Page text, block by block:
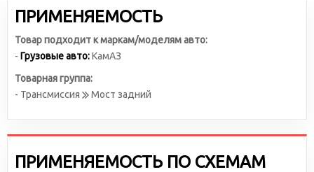
ПРИМЕНЯЕМОСТЬ
Товар подходит к маркам/моделям авто:
- Грузовые авто:КамАЗ
Товарная группа:
- Трансмиссия
Мост задний
ПРИМЕНЯЕМОСТЬ ПО СХЕМАМ